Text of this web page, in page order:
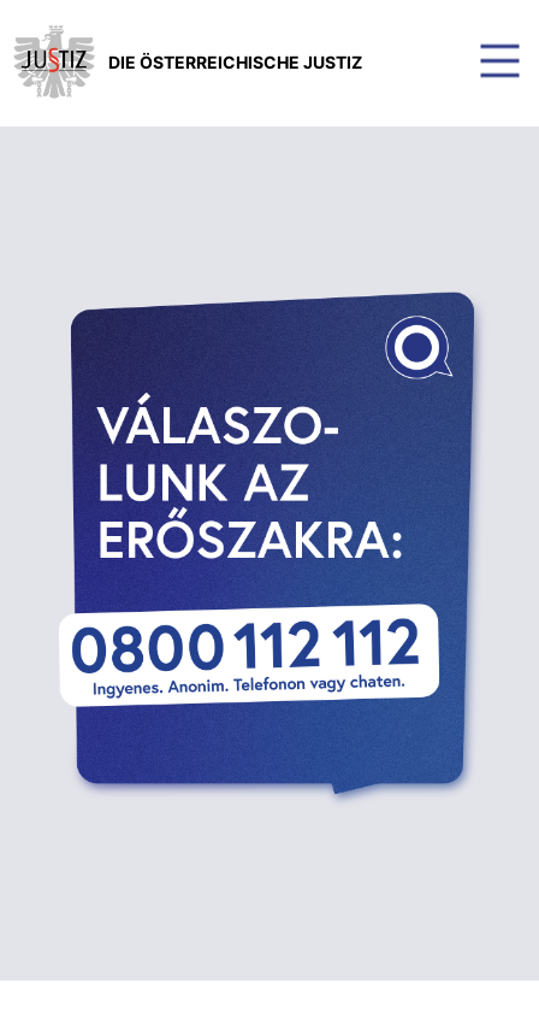
DIE ÖSTERREICHISCHE JUSTIZ